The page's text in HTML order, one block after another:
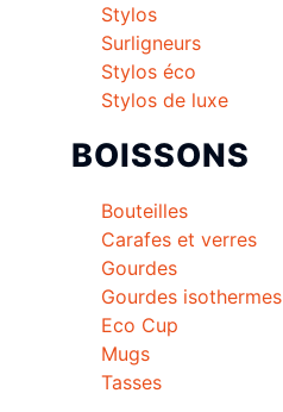
Stylos
Surligneurs
Stylos éco
Stylos de luxe
BOISSONS
Bouteilles
Carafes et verres
Gourdes
Gourdes isothermes
Eco Cup
Mugs
Tasses